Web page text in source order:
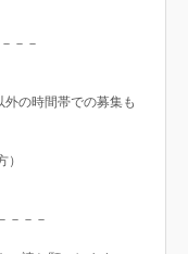
－－
の時間帯での募集も
－－－